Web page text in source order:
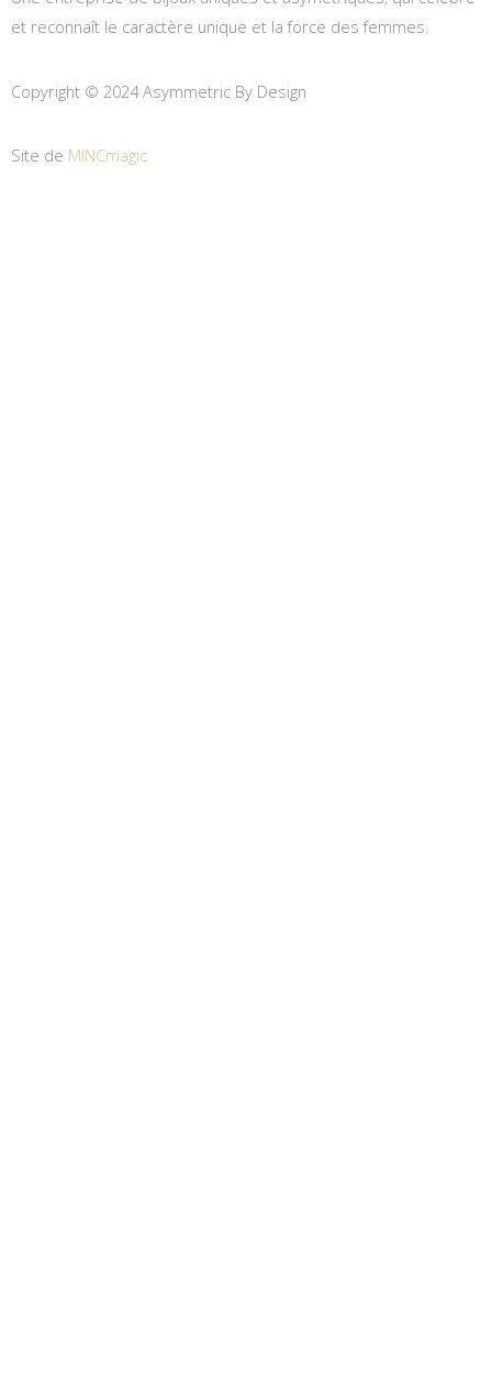
et reconnaît le caractère unique et la force des femmes.
Copyright © 2024 Asymmetric By Design
Site de MINCmagic